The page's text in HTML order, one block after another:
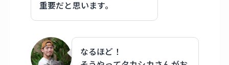
重要だと思います。
なるほど！